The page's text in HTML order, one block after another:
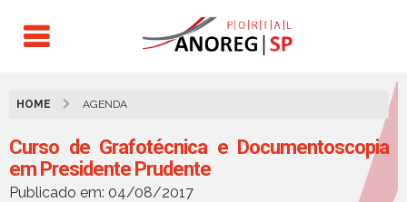
HOME AGENDA
Curso de Grafotécnica e Documentoscopia
em Presidente Prudente
Publicado em: 04/08/2017